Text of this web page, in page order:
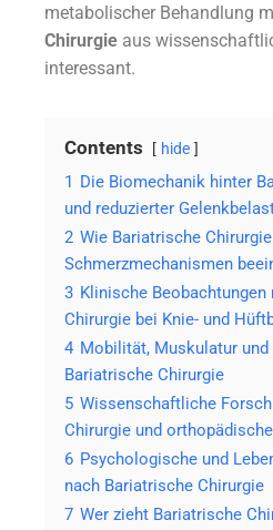
metabolischer Behandlung
Chirurgie aus
interessant.
Contents hide
1 Die Biomechanik hinter
und reduzierter
2 Wie Bariatrische
Schmerzmechanismen
3 Klinische
Chirurgie bei Knie- und
4 Mobilität, Muskulatur und
Bariatrische Chirurgie
5 Wissenschaftliche
Chirurgie und
6 Psychologische und
nach Bariatrische Chirurgie
7 Wer zieht Bariatrische